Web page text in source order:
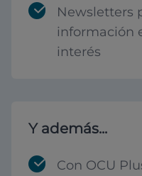
Newsletters
información
interés
Y además...
Con OCU